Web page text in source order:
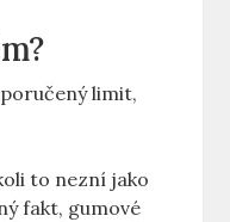
limit,
to nezní jako
fakt, gumové